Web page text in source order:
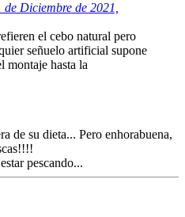
Diciembre de 2021,
el cebo natural pero
señuelo artificial supone
montaje hasta la
de su dieta... Pero enhorabuena,
pescando...